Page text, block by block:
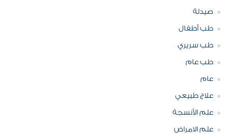
صيدلة
طب أطفال
طب سريري
طب عام
عام
علاج طبيعي
علم الأنسجة
علم الامراض